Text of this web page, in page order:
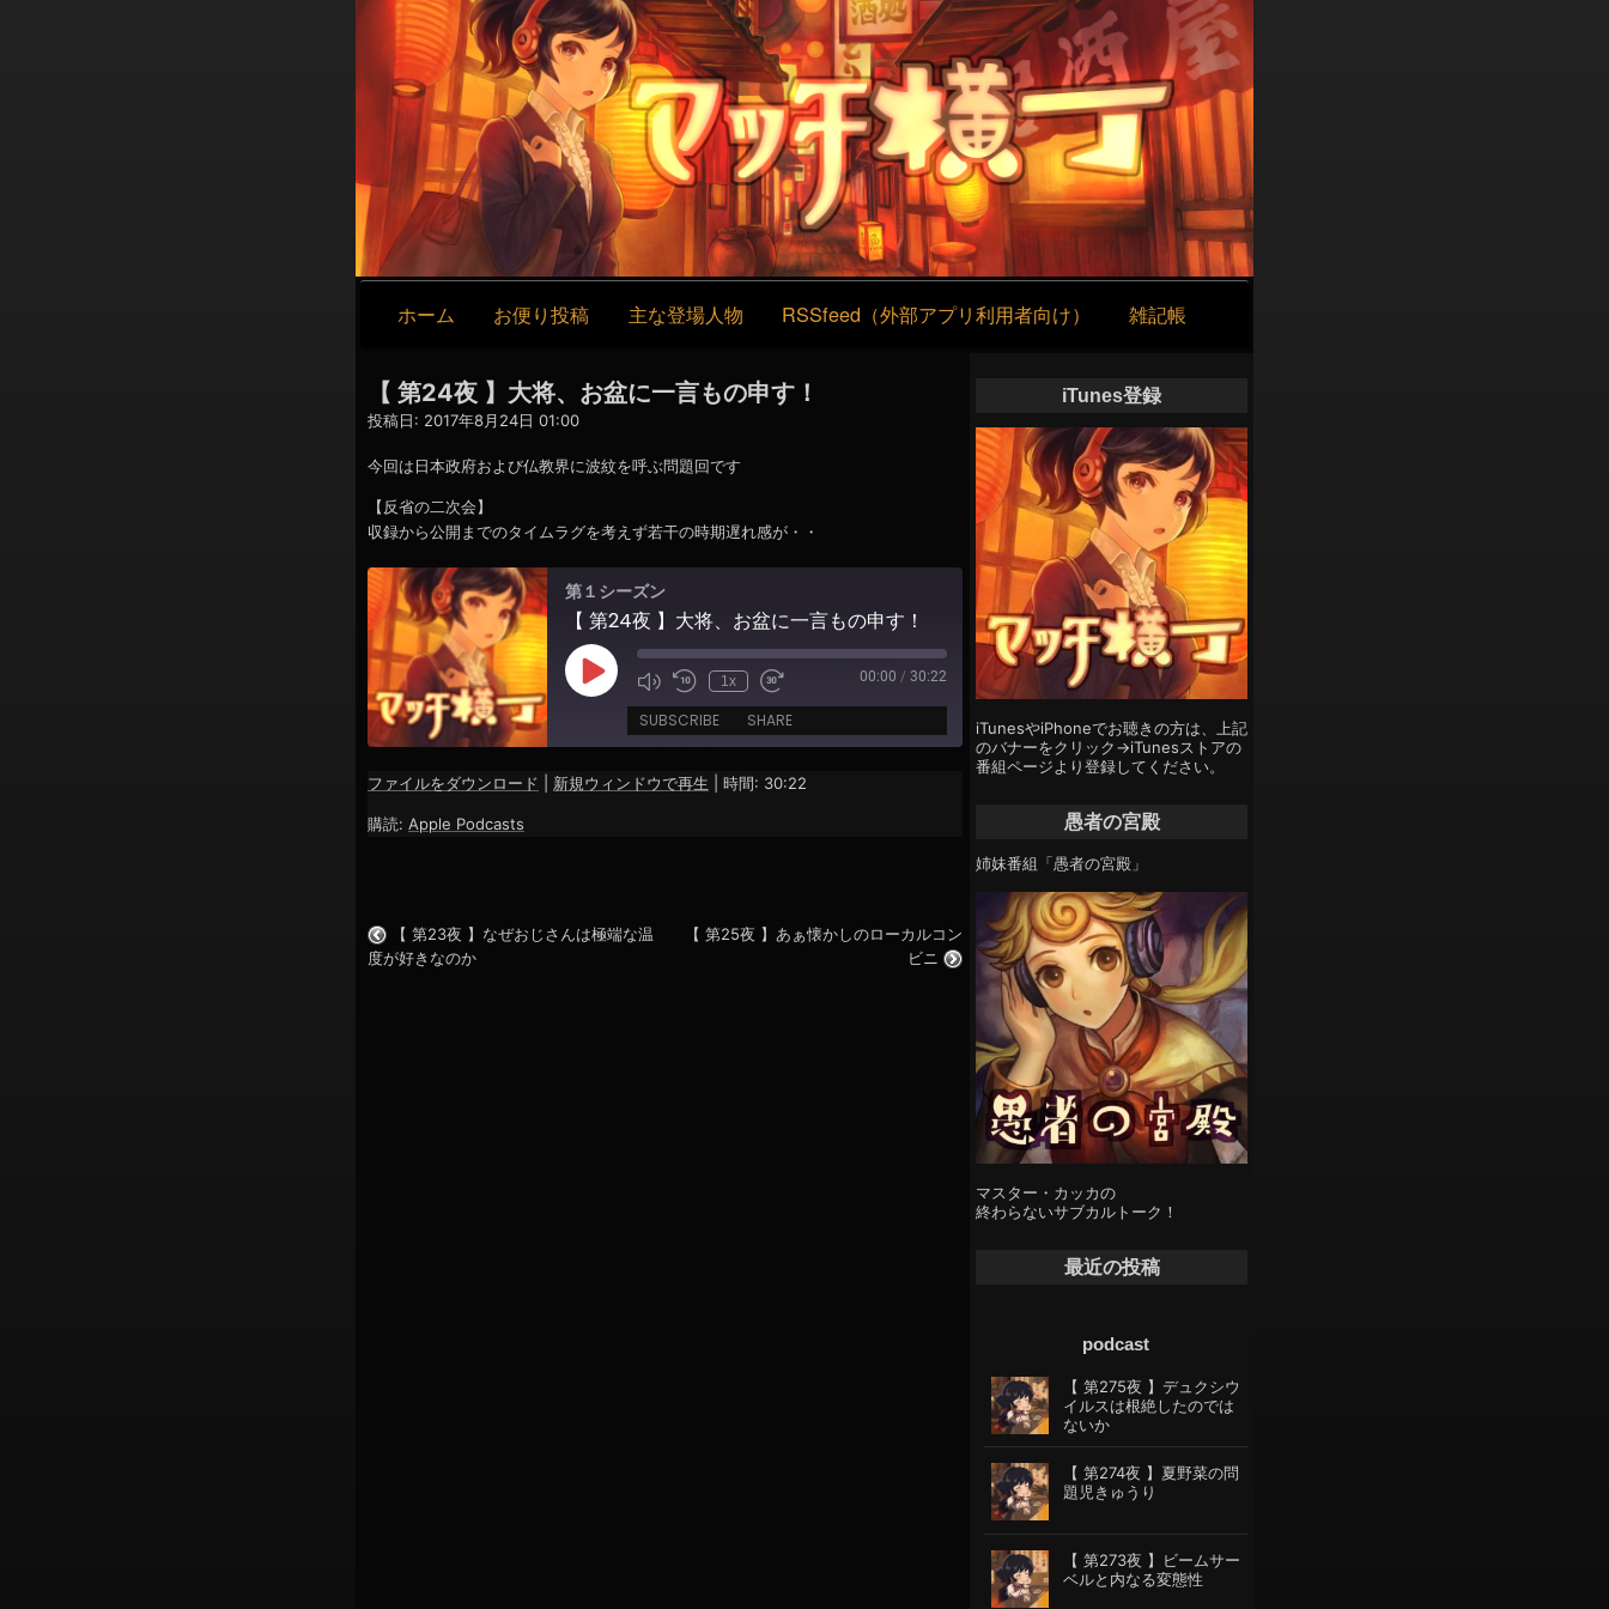
コ
ン
テ
ン
ツ
へ
ス
キ
ッ
プ
ナ
ビ
ゲ
ー
シ
ョ
ホーム お便り投稿 主な登場人物 RSSfeed（外部アプリ利用者向け） 雑記帳
【 第24夜 】大将、お盆に一言もの申す！
投稿日: 2017年8月24日 01:00
今回は日本政府および仏教界に波紋を呼ぶ問題回です
【反省の二次会】
収録から公開までのタイムラグを考えず若干の時期遅れ感が・・
第１シーズン
【 第24夜 】大将、お盆に一言もの申す！
Play
Episode
1x 00:00 / 30:22
SUBSCRIBE SHARE
Apple Podcasts
SHARE
ファイルをダウンロード 新規ウィンドウで再生 時間: 30:22
購読: Apple Podcasts
【 第23夜 】なぜおじさんは極端な温
度が好きなのか
【 第25夜 】あぁ懐かしのローカルコン
ビニ
iTunes登録
iTunesやiPhoneでお聴きの方は、上記
のバナーをクリック→iTunesストアの
番組ページより登録してください。
愚者の宮殿
姉妹番組「愚者の宮殿」
マスター・カッカの
終わらないサブカルトーク！
最近の投稿
podcast
【 第275夜 】デュクシウ
イルスは根絶したのでは
ないか
【 第274夜 】夏野菜の問
題児きゅうり
【 第273夜 】ビームサー
ベルと内なる変態性